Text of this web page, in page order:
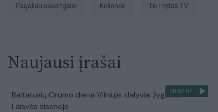
Pagaliau savaitgalis Kelionės tik Lrytas.TV
Naujausi įrašai
00:02:04
Baltarusių Orumo diena Vilniuje: dalyviai žygiavo
Laisvės eisenoje